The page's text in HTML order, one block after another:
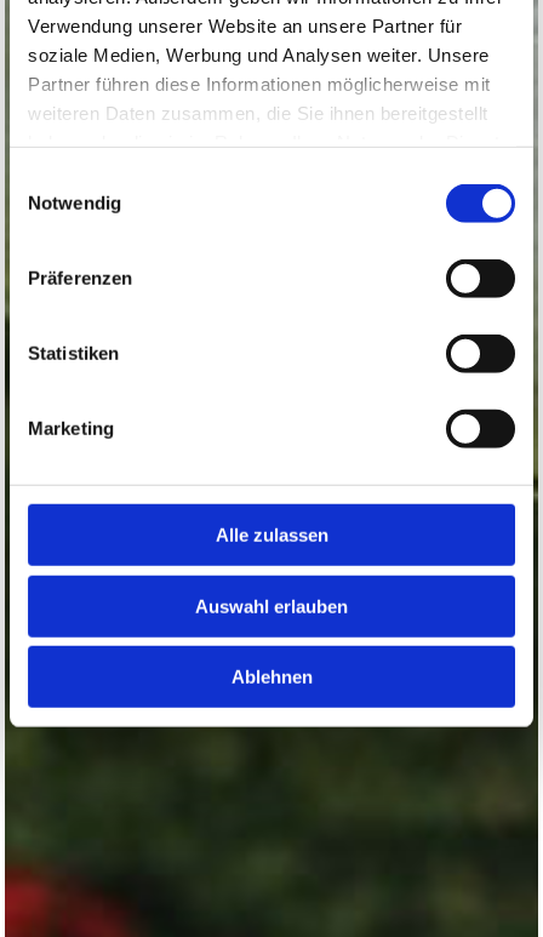
Verwendung unserer Website an unsere Partner für
soziale Medien, Werbung und Analysen weiter. Unsere
Partner führen diese Informationen möglicherweise mit
weiteren Daten zusammen, die Sie ihnen bereitgestellt
Notwendig
Präferenzen
Statistiken
Marketing
Alle zulassen
Auswahl erlauben
Ablehnen